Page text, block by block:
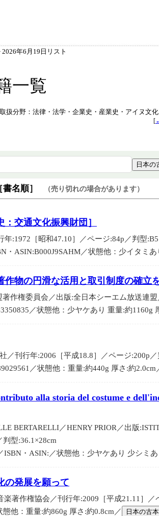
一覧
2026年6月19日リスト
扱分野：法律・法学・企業史・産業史・アイヌ文
[
日本の
名順］ （売り切れの場合があります）
交通文化振興財団］
:1972［昭和47.10］／ページ:84p／判型:B5
・ASIN:B000J9SAHM／状態他：少イタミ
作物の円滑な活用と取引制度の確立
作権委員会／出版:全日本シーエム放送連
／状態他：少ヤケあり 重量:約1160g
／刊行年:2006［平成18.8］／ページ:200p
／状態他：重量:約440g 厚さ:約2.0cm
alla storia del costume e
BERTARELLI／HENRY PRIOR／出版
判型:36.1×28cm
ISBN・ASIN:／状態他：少ヤケあり 少シミ
の発展を願って
楽著作権協会／刊行年:2009［平成21.11］／
他：重量:約860g 厚さ:約0.8cm／
日本の古